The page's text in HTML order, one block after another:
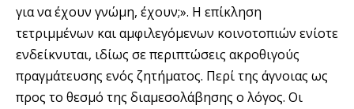
για να έχουν γνώμη, έχουν;». Η επίκληση
τετριμμένων και αμφιλεγόμενων κοινοτοπιών ενίοτε
ενδείκνυται, ιδίως σε περιπτώσεις ακροθιγούς
πραγμάτευσης ενός ζητήματος. Περί της άγνοιας ως
προς το θεσμό της διαμεσολάβησης ο λόγος. Οι